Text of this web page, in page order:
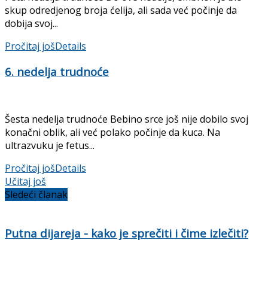
skup odredjenog broja ćelija, ali sada već počinje da
dobija svoj...
Pročitaj jošDetails
6. nedelja trudnoće
Šesta nedelja trudnoće Bebino srce još nije dobilo svoj
konačni oblik, ali već polako počinje da kuca. Na
ultrazvuku je fetus...
Pročitaj jošDetails
Učitaj još
Sledeći članak
Putna dijareja - kako je sprečiti i čime izlečiti?